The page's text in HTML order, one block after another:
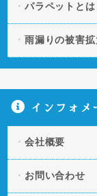
パラペットと
雨漏りの被害
インフォメ
会社概要
お問い合わせ